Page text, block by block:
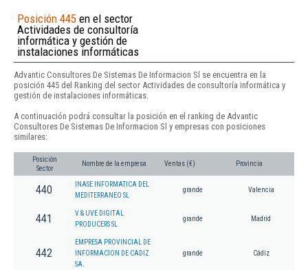
Posición 445 en el sector
Actividades de consultoría
informática y gestión de
instalaciones informáticas
Advantic Consultores De Sistemas De Informacion Sl se encuentra en la
posición 445 del Ranking del sector Actividades de consultoría informática y
gestión de instalaciones informáticas.
A continuación podrá consultar la posición en el ranking de Advantic
Consultores De Sistemas De Informacion Sl y empresas con posiciones
similares:
Posición
Sector
Nombre de la empresa Ventas (€) Provincia
440
INASE INFORMATICA DEL
MEDITERRANEO SL
grande Valencia
441
V & UVE DIGITAL
PRODUCERS SL
grande Madrid
442
EMPRESA PROVINCIAL DE
INFORMACION DE CADIZ
SA.
grande Cádiz